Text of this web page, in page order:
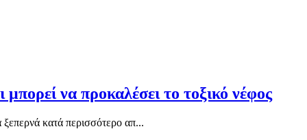
να προκαλέσει το τοξικό νέφος
κατά περισσότερο απ...